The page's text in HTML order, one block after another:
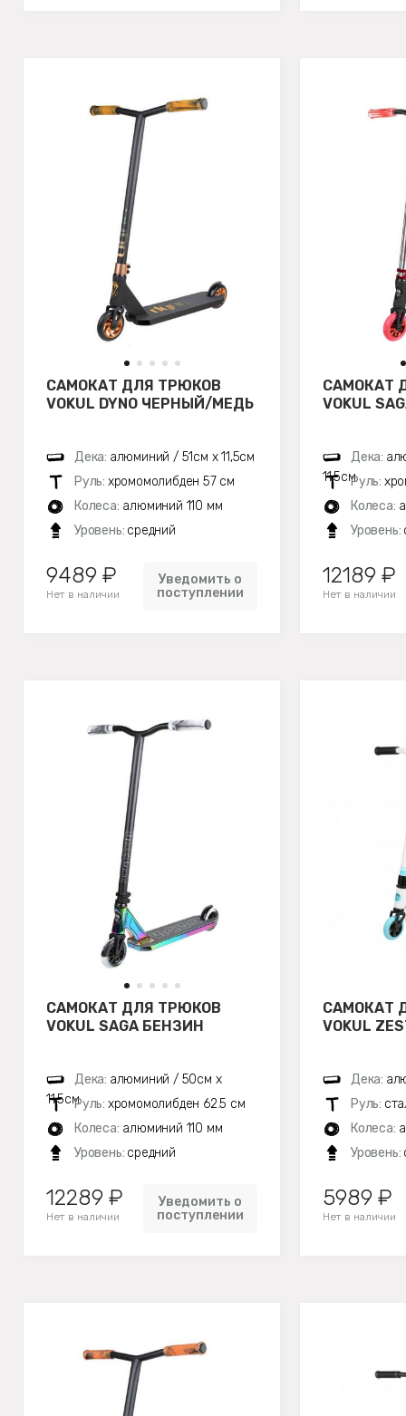
САМОКАТ ДЛЯ ТРЮКОВ
VOKUL DYNO ЧЕРНЫЙ/МЕДЬ
Дека: алюминий / 51см х 11,5см
Руль: хромомолибден 57 см
Колеса: алюминий 110 мм
Уровень: средний
9489 ₽
Нет в наличии
Уведомить о
поступлении
САМОКАТ
VOKUL
Дека:
11,5смРуль:
Колеса:
Уровень:
12189 ₽
Нет в наличии
САМОКАТ ДЛЯ ТРЮКОВ
VOKUL SAGA БЕНЗИН
Дека: алюминий / 50см х
11,5смРуль: хромомолибден 62.5 см
Колеса: алюминий 110 мм
Уровень: средний
12289 ₽
Нет в наличии
Уведомить о
поступлении
САМОКАТ
VOKUL
Дека:
Руль:
Колеса:
Уровень:
5989 ₽
Нет в наличии